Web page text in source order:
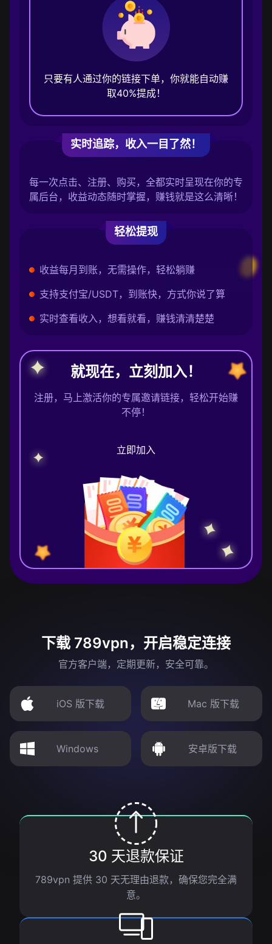
只要有人通过你的链接下单，你就能自动赚
取40%提成！
实时追踪，收入一目了然！
每一次点击、注册、购买，全都实时呈现在你的专
属后台，收益动态随时掌握，赚钱就是这么清晰！
轻松提现
收益每月到账，无需操作，轻松躺赚
支持支付宝/USDT，到账快，方式你说了算
实时查看收入，想看就看，赚钱清清楚楚
就现在，立刻加入！
注册，马上激活你的专属邀请链接，轻松开始赚
不停！
立即加入
下载 789vpn，开启稳定连接
官方客户端，定期更新，安全可靠。
iOS 版下载 Mac 版下载
Windows 安卓版下载
30 天退款保证
789vpn 提供 30 天无理由退款，确保您完全满
意。